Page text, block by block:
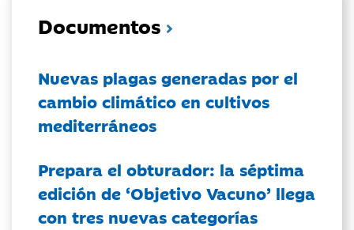
Documentos
Nuevas plagas generadas por el
cambio climático en cultivos
mediterráneos
Prepara el obturador: la séptima
edición de ‘Objetivo Vacuno’ llega
con tres nuevas categorías